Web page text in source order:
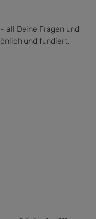
all Deine Fragen und
und fundiert.